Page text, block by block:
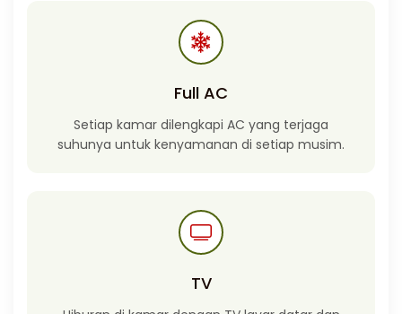
Full AC
Setiap kamar dilengkapi AC yang terjaga
suhunya untuk kenyamanan di setiap musim.
TV